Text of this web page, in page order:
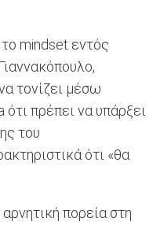
mindset εντός
τονίζει μέσω
πρέπει να υπάρξει
του
ότι «θα
πορεία στη